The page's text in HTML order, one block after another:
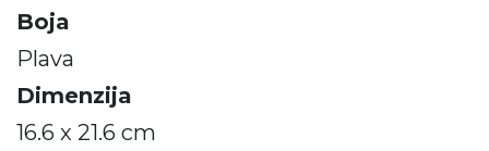
Boja
Plava
Dimenzija
16.6 x 21.6 cm